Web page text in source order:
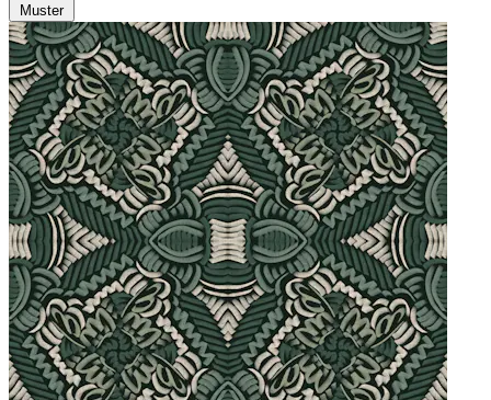
Muster